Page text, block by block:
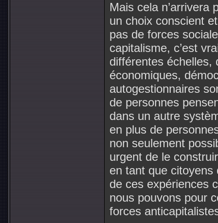
Mais cela n’arrivera
un choix conscient
pas de forces
capitalisme, c’est
différentes échelles,
économiques,
autogestionnaires
de personnes
dans un autre
en plus de
non seulement
urgent de le
en tant que
de ces expériences
nous pouvons pour
forces